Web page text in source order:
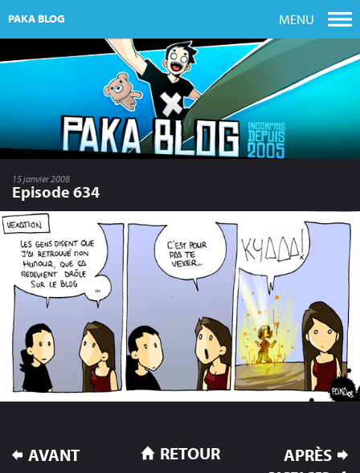
PAKA BLOG MENU
15 janvier 2008
Episode 634
NAVIGATION
DE
AVANT APRÈS
RETOUR